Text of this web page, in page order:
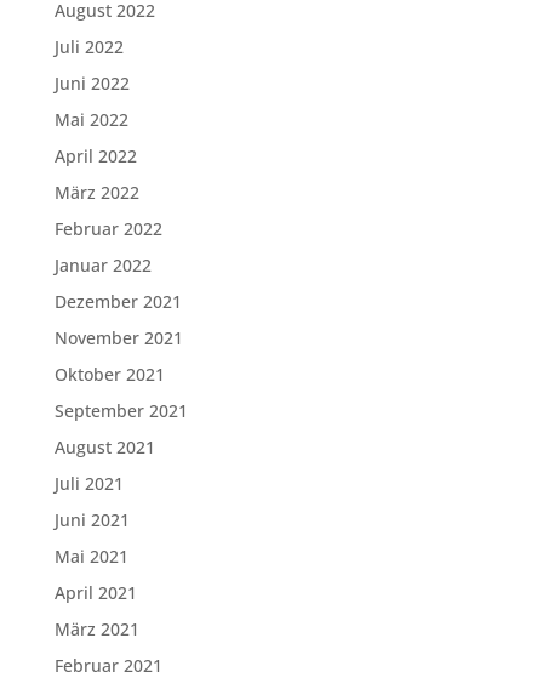
August 2022
Juli 2022
Juni 2022
Mai 2022
April 2022
März 2022
Februar 2022
Januar 2022
Dezember 2021
November 2021
Oktober 2021
September 2021
August 2021
Juli 2021
Juni 2021
Mai 2021
April 2021
März 2021
Februar 2021